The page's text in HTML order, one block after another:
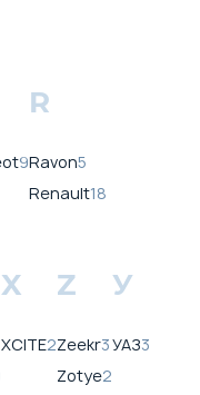
9
R
Ravon5
Renault18
X
XCITE2
Z
Zeekr3
Zotye2
У
УАЗ3